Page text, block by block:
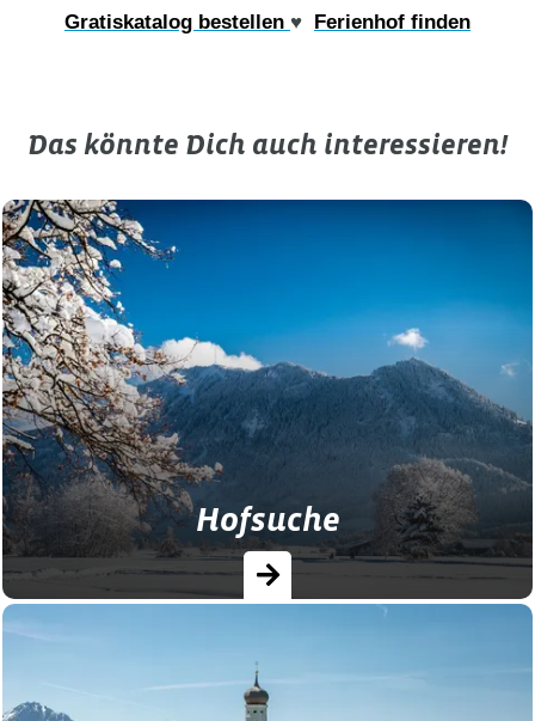
Gratiskatalog bestellen ♥ Ferienhof finden
Das könnte Dich auch interessieren!
Hofsuche
In unserer Hofsuche finden Sie die